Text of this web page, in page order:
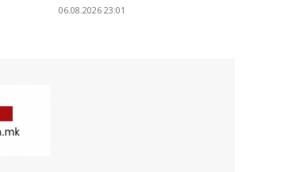
06.08.2026 23:01